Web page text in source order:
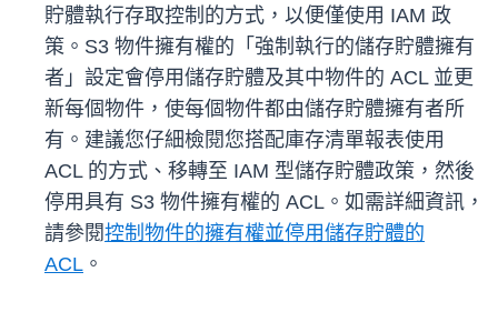
貯體執行存取控制的方式，以便僅使用 IAM 政
策。S3 物件擁有權的「強制執行的儲存貯體擁有
者」設定會停用儲存貯體及其中物件的 ACL 並更
新每個物件，使每個物件都由儲存貯體擁有者所
有。建議您仔細檢閱您搭配庫存清單報表使用
ACL 的方式、移轉至 IAM 型儲存貯體政策，然後
停用具有 S3 物件擁有權的 ACL。如需詳細資訊，
請參閱控制物件的擁有權並停用儲存貯體的
ACL 。